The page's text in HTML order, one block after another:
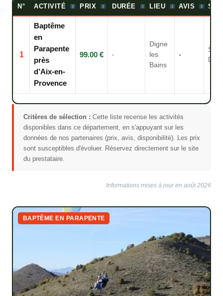
N° ACTIVITÉ PRIX DURÉE LIEU AVIS
1
Baptême
en
Parapente
près
d’Aix-en-
Provence
99.00 € -
Digne
les
Bains
-
Sport
Critères de sélection : Cette liste recense les activités
disponibles dans ce département, en s'appuyant sur les
données de nos partenaires (prix, avis, disponibilité). Les prix
sont susceptibles d'évoluer. Réservez directement sur le site
du prestataire.
Informations mises à jour en août 2026
BAPTÊME EN PARAPENTE